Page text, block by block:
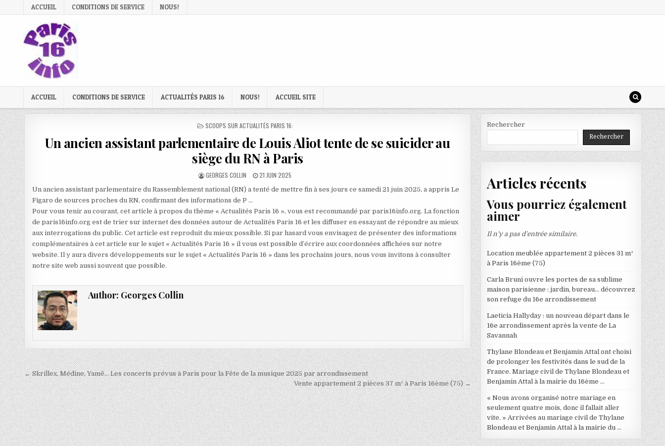
to
ACCUEIL CONDITIONS DE SERVICE NOUS!
ACCUEIL CONDITIONS DE SERVICE ACTUALITÉS PARIS 16 NOUS! ACCUEIL SITE
POSTED
SCOOPS SUR ACTUALITÉS PARIS 16:
Un ancien assistant parlementaire de Louis Aliot tente de se suicider au
siège du RN à Paris
AUTHOR:
GEORGES COLLIN
PUBLISHED
21 JUIN 2025
Un ancien assistant parlementaire du Rassemblement national (RN) a tenté de mettre fin à ses jours ce samedi 21 juin 2025, a appris Le
Figaro de sources proches du RN, confirmant des informations de P …
Pour vous tenir au courant, cet article à propos du thème « Actualités Paris 16 », vous est recommandé par paris16info.org. La fonction
de paris16info.org est de trier sur internet des données autour de Actualités Paris 16 et les diffuser en essayant de répondre au mieux
aux interrogations du public. Cet article est reproduit du mieux possible. Si par hasard vous envisagez de présenter des informations
complémentaires à cet article sur le sujet « Actualités Paris 16 » il vous est possible d’écrire aux coordonnées affichées sur notre
website. Il y aura divers développements sur le sujet « Actualités Paris 16 » dans les prochains jours, nous vous invitons à consulter
notre site web aussi souvent que possible.
Author: Georges Collin
Navigation
de
l’article
← Skrillex, Médine, Yamê… Les concerts prévus à Paris pour la Fête de la musique 2025 par arrondissement
Vente appartement 2 pièces 37 m² à Paris 16ème (75) →
Rechercher
Rechercher
Articles récents
Vous pourriez également
aimer
Il n’y a pas d’entrée similaire.
Location meublée appartement 2 pièces 31 m²
à Paris 16ème (75)
Carla Bruni ouvre les portes de sa sublime
maison parisienne : jardin, bureau… découvrez
son refuge du 16e arrondissement
Laeticia Hallyday : un nouveau départ dans le
16e arrondissement après la vente de La
Savannah
Thylane Blondeau et Benjamin Attal ont choisi
de prolonger les festivités dans le sud de la
France. Mariage civil de Thylane Blondeau et
Benjamin Attal à la mairie du 16ème …
« Nous avons organisé notre mariage en
seulement quatre mois, donc il fallait aller
vite. » Arrivées au mariage civil de Thylane
Blondeau et Benjamin Attal à la mairie du …